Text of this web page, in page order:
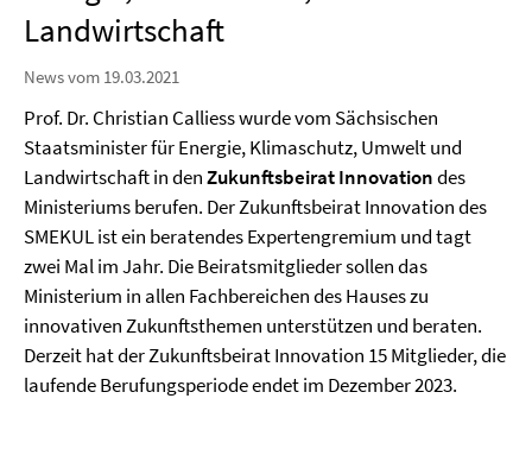
Landwirtschaft
News vom 19.03.2021
Prof. Dr. Christian Calliess wurde vom Sächsischen
Staatsminister für Energie, Klimaschutz, Umwelt und
Landwirtschaft in denZukunftsbeirat Innovationdes
Ministeriums berufen. Der Zukunftsbeirat Innovation des
SMEKUL ist ein beratendes Expertengremium und tagt
zwei Mal im Jahr. Die Beiratsmitglieder sollen das
Ministerium in allen Fachbereichen des Hauses zu
innovativen Zukunftsthemen unterstützen und beraten.
Derzeit hat der Zukunftsbeirat Innovation 15 Mitglieder, die
laufende Berufungsperiode endet im Dezember 2023.